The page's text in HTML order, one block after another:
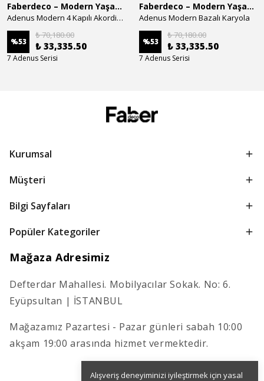
Alışveriş deneyiminizi iyileştirmek için yasal
Faberdeco – Modern Yaşam Alanları İçin Özel Tasarım Mobilyalar
Adenus Modern 4 Kapılı Akordion Dolap
%53
₺ 70,180.00
₺ 33,335.50
7 Adenus Serisi
Faberdeco – Modern Yaşam Alanları İçin Özel Tasarım Mobilyalar
Adenus Modern Bazalı Karyola
%53
₺ 70,180.00
₺ 33,335.50
7 Adenus Serisi
Kurumsal
Müşteri
Bilgi Sayfaları
Popüler Kategoriler
Mağaza Adresimiz
Defterdar Mahallesi. Mobilyacılar Sokak. No: 6.
Eyüpsultan | İSTANBUL
Mağazamız Pazartesi - Pazar günleri sabah 10:00
akşam 19:00 arasında hizmet vermektedir.